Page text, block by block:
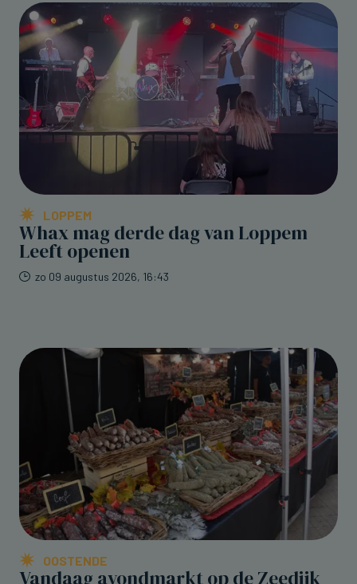
LOPPEM
Whax mag derde dag van Loppem
Leeft openen
zo 09 augustus 2026, 16:43
OOSTENDE
Vandaag avondmarkt op de Zeedijk